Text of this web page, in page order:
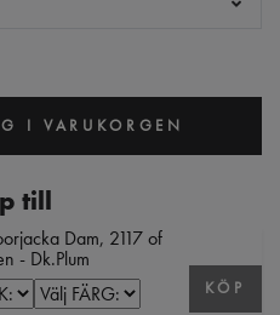
I VARUKORGEN
till
Dam, 2117 of
- Dk.Plum
KÖP